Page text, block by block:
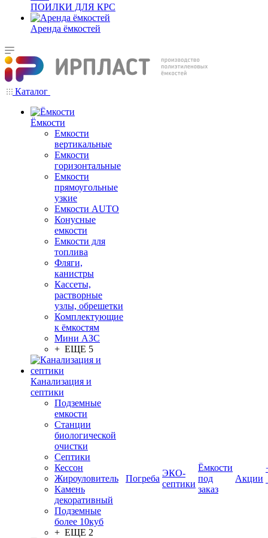
ПОИЛКИ ДЛЯ КРС
Аренда ёмкостей
Каталог
Ёмкости
Емкости
вертикальные
Емкости
горизонтальные
Емкости
прямоугольные
узкие
Емкости АUТО
Конусные
емкости
Емкости для
топлива
Фляги,
канистры
Кассеты,
растворные
узлы, обрешетки
Комплектующие
к ёмкостям
Мини АЗС
+ ЕЩЕ 5
Канализация и
септики
Подземные
емкости
Станции
биологической
очистки
Септики
Кессон
Жироуловитель
Камень
декоративный
Подземные
более 10куб
+ ЕЩЕ 2
Погреба
ЭКО-
септики
Ёмкости
под
заказ
Акции